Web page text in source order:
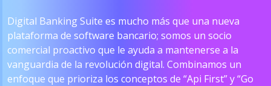
Digital Banking Suite es mucho más que una nueva
plataforma de software bancario; somos un socio
comercial proactivo que le ayuda a mantenerse a la
vanguardia de la revolución digital. Combinamos un
enfoque que prioriza los conceptos de “Api First” y “Go